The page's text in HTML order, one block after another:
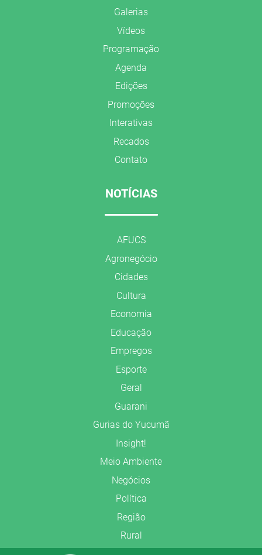
Galerias
Vídeos
Programação
Agenda
Edições
Promoções
Interativas
Recados
Contato
NOTÍCIAS
AFUCS
Agronegócio
Cidades
Cultura
Economia
Educação
Empregos
Esporte
Geral
Guarani
Gurias do Yucumã
Insight!
Meio Ambiente
Negócios
Política
Região
Rural